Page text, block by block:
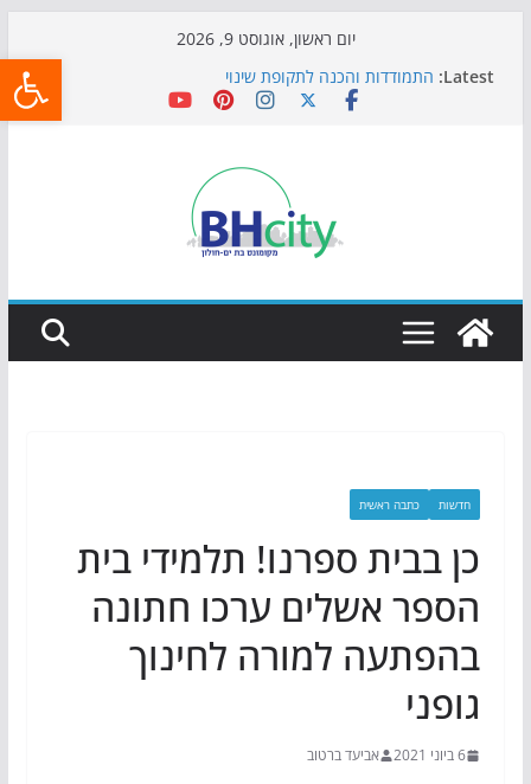
יום ראשון, אוגוסט 9, 2026
Latest: התמודדות והכנה לתקופת שינוי
אי ההרפתקאות ממשיך לכבוש את הגינות: מאות משפחות
כדורגל באווירה מיוחדת: הקרנת גמר המונדיאל בטרמינל
הקיץ של בני הנוער בבת־ים: חוף הריביירה הופך למרחב
בטוח בשעות הערב
חדשות כתבה ראשית
כן בבית ספרנו! תלמידי בית
הספר אשלים ערכו חתונה
בהפתעה למורה לחינוך
גופני
6 ביוני 2021 אביעד ברטוב